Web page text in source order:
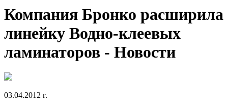
Компания Бронко расширила
линейку Водно-клеевых
ламинаторов - Новости
03.04.2012 г.